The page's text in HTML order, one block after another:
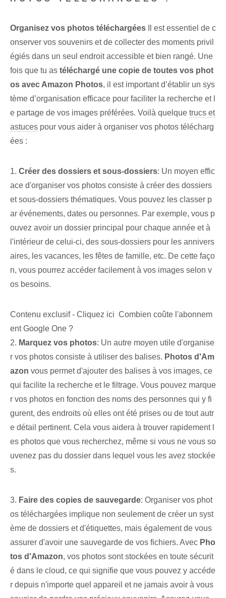
Organisez vos photos téléchargées Il est essentiel de c
onserver vos souvenirs et de collecter des moments privil
égiés dans un seul endroit accessible et bien rangé. Une
fois que tu as téléchargé une copie de toutes vos phot
os avec Amazon Photos, il est important d’établir un sys
tème d’organisation efficace pour faciliter la recherche et l
e partage de vos images préférées. Voilà quelque trucs et
astuces pour vous aider à organiser vos photos télécharg
ées :
1. Créer des dossiers et sous-dossiers: Un moyen effic
ace d'organiser vos photos consiste à créer des dossiers
et sous-dossiers thématiques. Vous pouvez les classer p
ar événements, dates ou personnes. Par exemple, vous p
ouvez avoir un dossier principal pour chaque année et à
l'intérieur de celui-ci, des sous-dossiers pour les annivers
aires, les vacances, les fêtes de famille, etc. De cette faço
n, vous pourrez accéder facilement à vos images selon v
os besoins.
Contenu exclusif - Cliquez ici Combien coûte l'abonnem
ent Google One ?
2. Marquez vos photos: Un autre moyen utile d'organise
r vos photos consiste à utiliser des balises. Photos d'Am
azon vous permet d'ajouter des balises à vos images, ce
qui facilite la recherche et le filtrage. Vous pouvez marque
r vos photos en fonction des noms des personnes qui y fi
gurent, des endroits où elles ont été prises ou de tout autr
e détail pertinent. Cela vous aidera à trouver rapidement l
es photos que vous recherchez, même si vous ne vous so
uvenez pas du dossier dans lequel vous les avez stockée
s.
3. Faire des copies de sauvegarde: Organiser vos phot
os téléchargées implique non seulement de créer un syst
ème de dossiers et d'étiquettes, mais également de vous
assurer d'avoir une sauvegarde de vos fichiers. Avec Pho
tos d'Amazon, vos photos sont stockées en toute sécurit
é dans le cloud, ce qui signifie que vous pouvez y accéde
r depuis n'importe quel appareil et ne jamais avoir à vous